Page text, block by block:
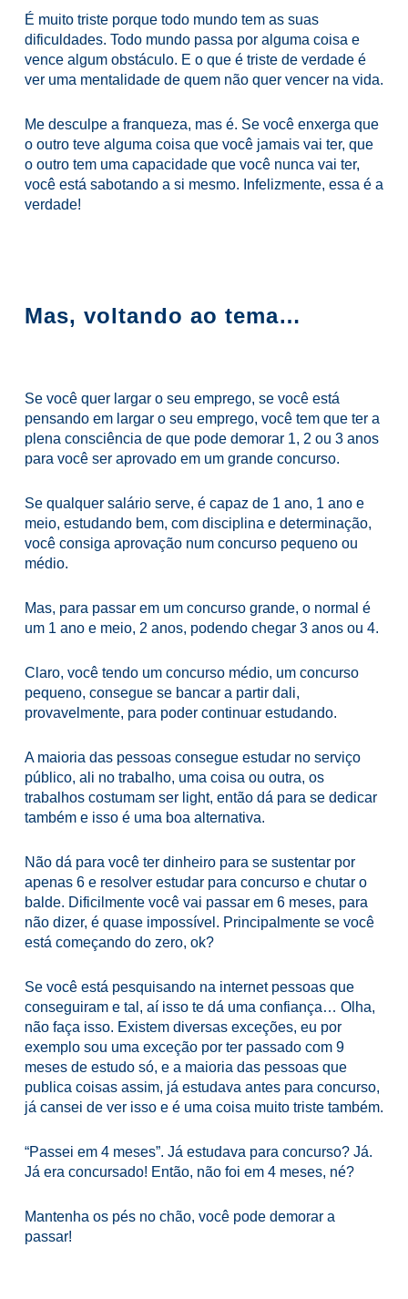
É muito triste porque todo mundo tem as suas
dificuldades. Todo mundo passa por alguma coisa e
vence algum obstáculo. E o que é triste de verdade é
ver uma mentalidade de quem não quer vencer na vida.
Me desculpe a franqueza, mas é. Se você enxerga que
o outro teve alguma coisa que você jamais vai ter, que
o outro tem uma capacidade que você nunca vai ter,
você está sabotando a si mesmo. Infelizmente, essa é a
verdade!
Mas, voltando ao tema…
Se você quer largar o seu emprego, se você está
pensando em largar o seu emprego, você tem que ter a
plena consciência de que pode demorar 1, 2 ou 3 anos
para você ser aprovado em um grande concurso.
Se qualquer salário serve, é capaz de 1 ano, 1 ano e
meio, estudando bem, com disciplina e determinação,
você consiga aprovação num concurso pequeno ou
médio.
Mas, para passar em um concurso grande, o normal é
um 1 ano e meio, 2 anos, podendo chegar 3 anos ou 4.
Claro, você tendo um concurso médio, um concurso
pequeno, consegue se bancar a partir dali,
provavelmente, para poder continuar estudando.
A maioria das pessoas consegue estudar no serviço
público, ali no trabalho, uma coisa ou outra, os
trabalhos costumam ser light, então dá para se dedicar
também e isso é uma boa alternativa.
Não dá para você ter dinheiro para se sustentar por
apenas 6 e resolver estudar para concurso e chutar o
balde. Dificilmente você vai passar em 6 meses, para
não dizer, é quase impossível. Principalmente se você
está começando do zero, ok?
Se você está pesquisando na internet pessoas que
conseguiram e tal, aí isso te dá uma confiança… Olha,
não faça isso. Existem diversas exceções, eu por
exemplo sou uma exceção por ter passado com 9
meses de estudo só, e a maioria das pessoas que
publica coisas assim, já estudava antes para concurso,
já cansei de ver isso e é uma coisa muito triste também.
“Passei em 4 meses”. Já estudava para concurso? Já.
Já era concursado! Então, não foi em 4 meses, né?
Mantenha os pés no chão, você pode demorar a
passar!